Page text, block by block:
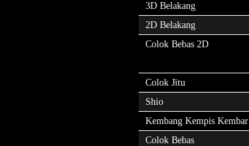
3D Belakang
2D Belakang
Colok Bebas 2D
Colok Jitu
Shio
Kembang Kempis Kembar
Colok Bebas